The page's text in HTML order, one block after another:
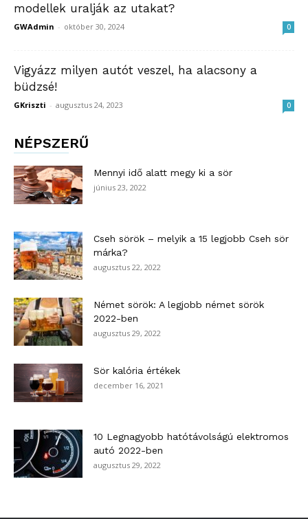
modellek uralják az utakat?
GWAdmin - október 30, 2024 0
Vigyázz milyen autót veszel, ha alacsony a
büdzsé!
GKriszti - augusztus 24, 2023 0
NÉPSZERŰ
Mennyi idő alatt megy ki a sör
június 23, 2022
Cseh sörök – melyik a 15 legjobb Cseh sör
márka?
augusztus 22, 2022
Német sörök: A legjobb német sörök
2022-ben
augusztus 29, 2022
Sör kalória értékek
december 16, 2021
10 Legnagyobb hatótávolságú elektromos
autó 2022-ben
augusztus 29, 2022